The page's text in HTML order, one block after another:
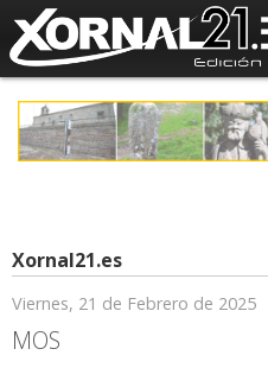
Xornal21.es
Viernes, 21 de Febrero de 2025
MOS